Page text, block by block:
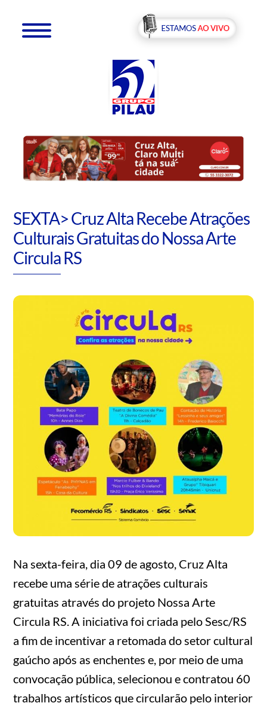
SEXTA> Cruz Alta Recebe Atrações
Culturais Gratuitas do Nossa Arte
Circula RS
Na sexta-feira, dia 09 de agosto, Cruz Alta
recebe uma série de atrações culturais
gratuitas através do projeto Nossa Arte
Circula RS. A iniciativa foi criada pelo Sesc/RS
a fim de incentivar a retomada do setor cultural
gaúcho após as enchentes e, por meio de uma
convocação pública, selecionou e contratou 60
trabalhos artísticos que circularão pelo interior